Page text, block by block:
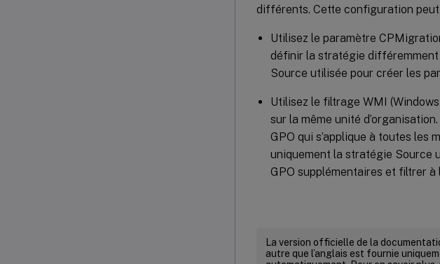
différents. Cette configuration
Utilisez le paramètre
définir la stratégie différemment
Source utilisée pour créer les
Utilisez le filtrage WMI
sur la même unité
GPO qui s’applique à toutes les
uniquement la stratégie Source
GPO supplémentaires et filtrer à
La version officielle de la
autre que l’anglais est fournie